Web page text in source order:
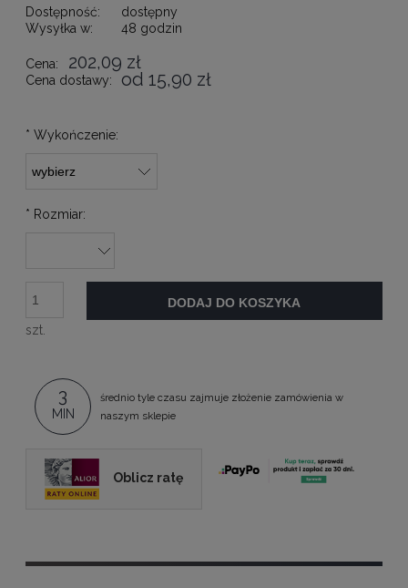
Dostępność:
dostępny
Wysyłka w:
48 godzin
Cena: 202,09 zł
Cena dostawy: od 15,90 zł
* Wykończenie:
* Rozmiar:
szt.
DODAJ DO KOSZYKA
3
MIN
średnio tyle czasu zajmuje złożenie zamówienia w
naszym sklepie
Oblicz ratę